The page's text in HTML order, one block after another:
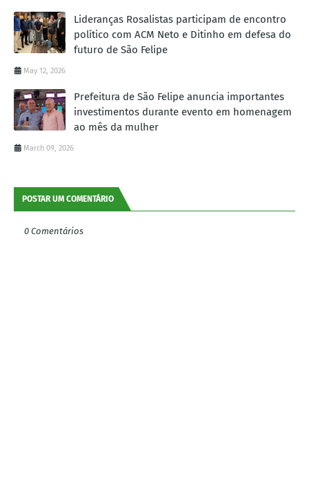
Lideranças Rosalistas participam de encontro
político com ACM Neto e Ditinho em defesa do
futuro de São Felipe
May 12, 2026
Prefeitura de São Felipe anuncia importantes
investimentos durante evento em homenagem
ao mês da mulher
March 09, 2026
POSTAR UM COMENTÁRIO
0 Comentários